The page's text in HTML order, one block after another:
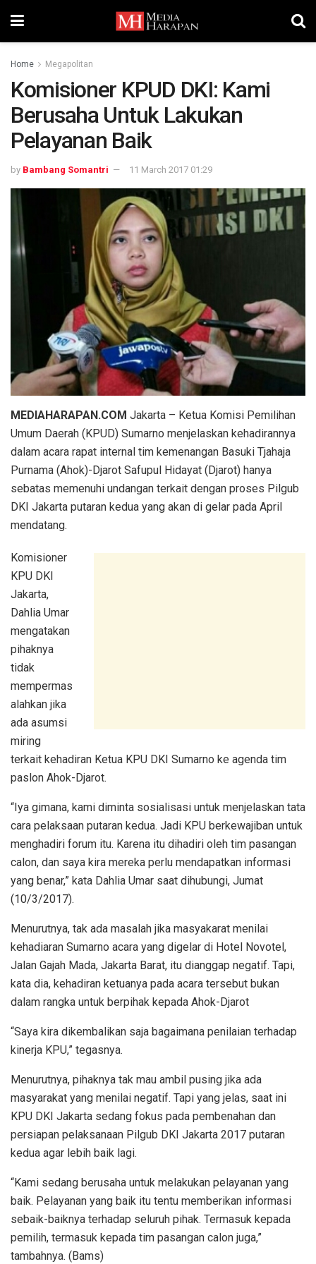
Home Megapolitan
Komisioner KPUD DKI: Kami
Berusaha Untuk Lakukan
Pelayanan Baik
by Bambang Somantri 11 March 2017 01:29
MEDIAHARAPAN.COM Jakarta – Ketua Komisi Pemilihan
Umum Daerah (KPUD) Sumarno menjelaskan kehadirannya
dalam acara rapat internal tim kemenangan Basuki Tjahaja
Purnama (Ahok)-Djarot Safupul Hidayat (Djarot) hanya
sebatas memenuhi undangan terkait dengan proses Pilgub
DKI Jakarta putaran kedua yang akan di gelar pada April
mendatang.
Komisioner
KPU DKI
Jakarta,
Dahlia Umar
mengatakan
pihaknya
tidak
mempermas
alahkan jika
ada asumsi
miring
terkait kehadiran Ketua KPU DKI Sumarno ke agenda tim
paslon Ahok-Djarot.
“Iya gimana, kami diminta sosialisasi untuk menjelaskan tata
cara pelaksaan putaran kedua. Jadi KPU berkewajiban untuk
menghadiri forum itu. Karena itu dihadiri oleh tim pasangan
calon, dan saya kira mereka perlu mendapatkan informasi
yang benar,” kata Dahlia Umar saat dihubungi, Jumat
(10/3/2017).
Menurutnya, tak ada masalah jika masyakarat menilai
kehadiaran Sumarno acara yang digelar di Hotel Novotel,
Jalan Gajah Mada, Jakarta Barat, itu dianggap negatif. Tapi,
kata dia, kehadiran ketuanya pada acara tersebut bukan
dalam rangka untuk berpihak kepada Ahok-Djarot
“Saya kira dikembalikan saja bagaimana penilaian terhadap
kinerja KPU,” tegasnya.
Menurutnya, pihaknya tak mau ambil pusing jika ada
masyarakat yang menilai negatif. Tapi yang jelas, saat ini
KPU DKI Jakarta sedang fokus pada pembenahan dan
persiapan pelaksanaan Pilgub DKI Jakarta 2017 putaran
kedua agar lebih baik lagi.
“Kami sedang berusaha untuk melakukan pelayanan yang
baik. Pelayanan yang baik itu tentu memberikan informasi
sebaik-baiknya terhadap seluruh pihak. Termasuk kepada
pemilih, termasuk kepada tim pasangan calon juga,”
tambahnya. (Bams)